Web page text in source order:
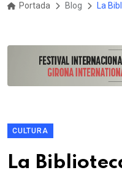
Portada Blog
CULTURA
La